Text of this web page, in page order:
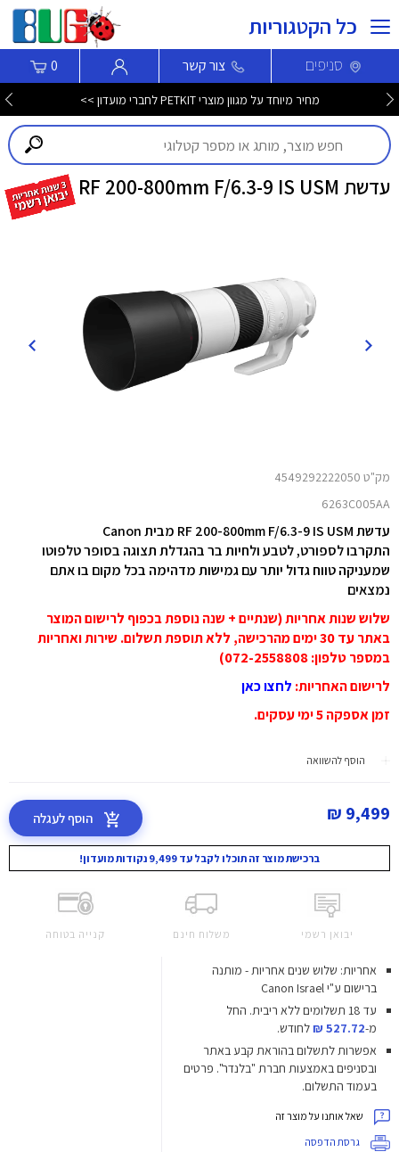
כל הקטגוריות
סניפים צור קשר 0
מחיר מיוחד על מגוון מוצרי PETKIT לחברי מועדון >>
עדשת RF 200-800mm F/6.3-9 IS USM
מק"ט 4549292222050
6263C005AA
עדשת RF 200-800mm F/6.3-9 IS USM מבית Canon
התקרבו לספורט, לטבע ולחיות בר בהגדלת תצוגה בסופר טלפוטו
שמעניקה טווח גדול יותר עם גמישות מדהימה בכל מקום בו אתם
נמצאים
שלוש שנות אחריות (שנתיים + שנה נוספת בכפוף לרישום המוצר
באתר עד 30 ימים מהרכישה, ללא תוספת תשלום. שירות ואחריות
במספר טלפון: 072-2558808)
לרישום האחריות: לחצו כאן
זמן אספקה 5 ימי עסקים.
הוסף להשוואה
9,499 ₪ הוסף לעגלה
ברכישת מוצר זה תוכלו לקבל עד 9,499 נקודות מועדון!
יבואן רשמי משלוח חינם קנייה בטוחה
אחריות: שלוש שנים אחריות - מותנה
ברישום ע"י Canon Israel
עד 18 תשלומים ללא ריבית.
החל
מ-527.72 ₪
לחודש.
אפשרות לתשלום בהוראת קבע באתר
ובסניפים באמצעות חברת "בלנדר". פרטים
בעמוד התשלום.
שאל אותנו על מוצר זה
גרסת הדפסה